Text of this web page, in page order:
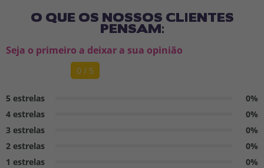
O QUE OS NOSSOS CLIENTES
PENSAM:
Seja o primeiro a deixar a sua opinião
0 / 5
5 estrelas
0%
4 estrelas
0%
3 estrelas
0%
2 estrelas
0%
1 estrelas
0%